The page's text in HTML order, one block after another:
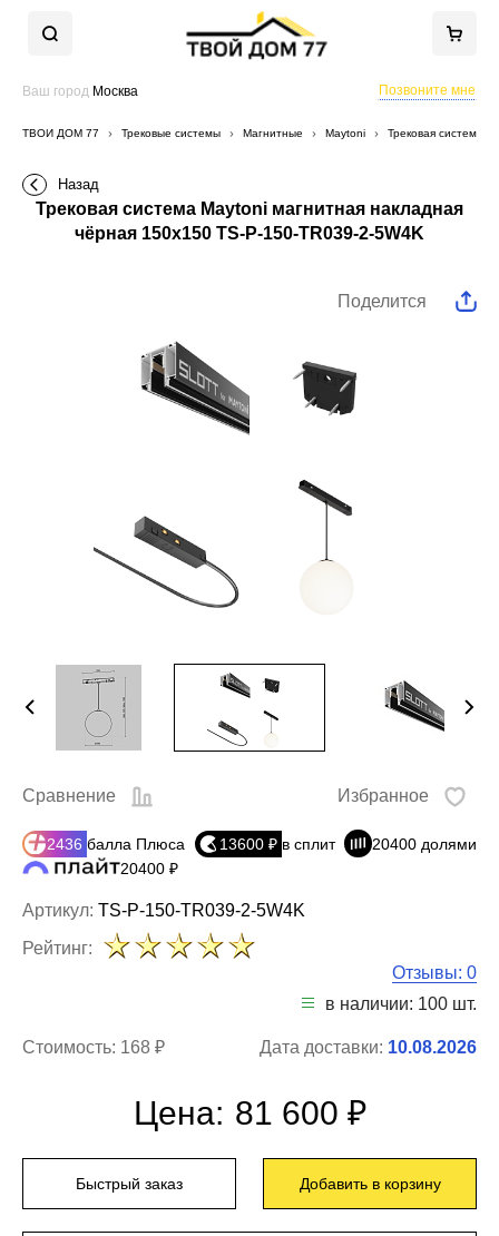
Ваш город Москва Позвоните мне
ТВОЙ ДОМ 77 Трековые системы Магнитные Maytoni Трековая система
Назад
Трековая система Maytoni магнитная накладная
чёрная 150x150 TS-P-150-TR039-2-5W4K
Поделится
Артикул: TS-P-150-TR039-2-5W4K
Сравнение Избранное
2436 балла Плюса 13600 ₽ в сплит
20400 долями
20400 ₽
Рейтинг:
Отзывы: 0
в наличии: 100 шт.
Стоимость: 168 ₽ Дата доставки: 10.08.2026
Цена: 81 600 ₽
Быстрый заказ Добавить в корзину